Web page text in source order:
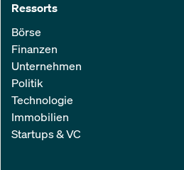
Ressorts
Börse
Finanzen
Unternehmen
Politik
Technologie
Immobilien
Startups & VC